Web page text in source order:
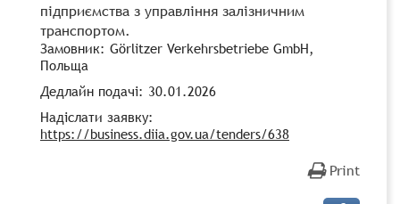
підприємства з управління залізничним
транспортом.
Замовник: Görlitzer Verkehrsbetriebe GmbH,
Польща
Дедлайн подачі: 30.01.2026
Надіслати заявку:
https://business.diia.gov.ua/tenders/638
Print